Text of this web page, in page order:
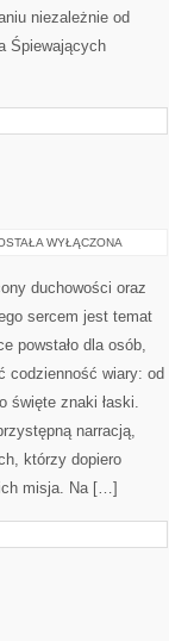
niezależnie od
Śpiewających
WYŁĄCZONA
duchowości oraz
sercem jest temat
powstało dla osób,
codzienność wiary: od
święte znaki łaski.
narracją,
którzy dopiero
misja. Na […]